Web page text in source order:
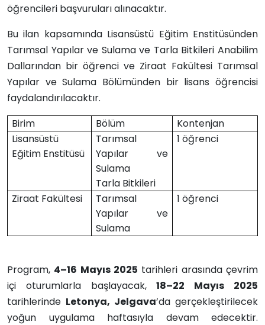
öğrencileri başvuruları alınacaktır.
Bu ilan kapsamında Lisansüstü Eğitim Enstitüsünden
Tarımsal Yapılar ve Sulama ve Tarla Bitkileri Anabilim
Dallarından bir öğrenci ve Ziraat Fakültesi Tarımsal
Yapılar ve Sulama Bölümünden bir lisans öğrencisi
faydalandırılacaktır.
Birim
Bölüm
Kontenjan
Lisansüstü
Eğitim Enstitüsü
Tarımsal
Yapılar ve
Sulama
Tarla Bitkileri
1 öğrenci
Ziraat Fakültesi
Tarımsal
Yapılar ve
Sulama
1 öğrenci
Program, 4–16 Mayıs 2025 tarihleri arasında çevrim
içi oturumlarla başlayacak,18–22 Mayıs 2025
tarihlerinde Letonya, Jelgava’da gerçekleştirilecek
yoğun uygulama haftasıyla devam edecektir.